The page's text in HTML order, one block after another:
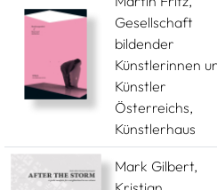
Gesellschaft
bildender
Künstlerinnen
Künstler
Österreichs,
Künstlerhaus
Mark Gilbert,